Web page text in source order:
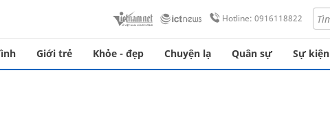
Hotline: 0916118822
Giới trẻ Khỏe - đẹp Chuyện lạ Quân sự Sự kiện